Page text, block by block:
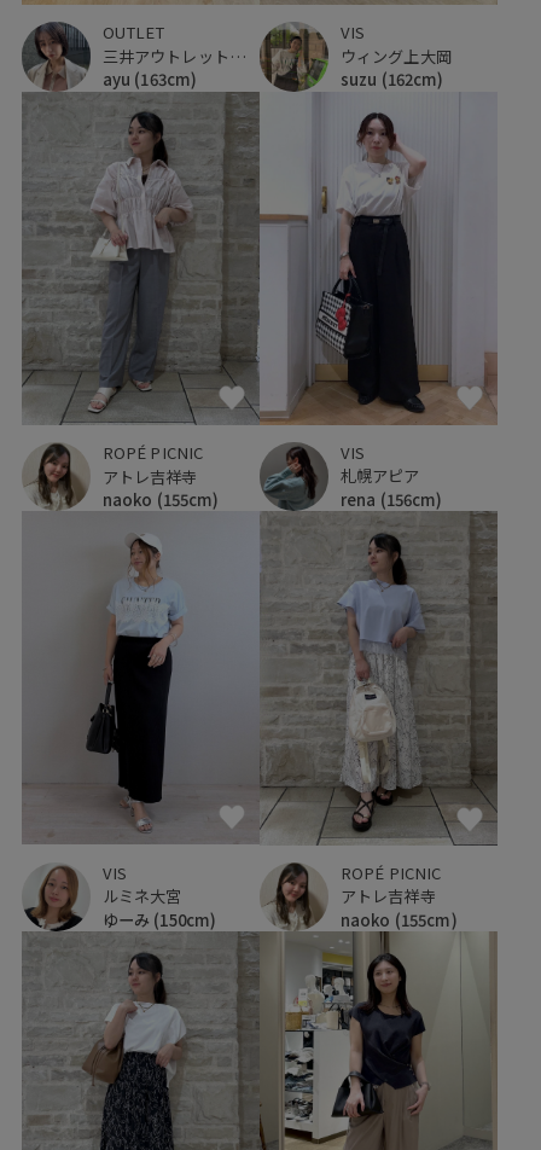
OUTLET
三井アウトレットパーク ジャズドリーム長島
ayu (163cm)
VIS
ウィング上大岡
suzu (162cm)
ROPÉ PICNIC
アトレ吉祥寺
naoko (155cm)
VIS
札幌アピア
rena (156cm)
VIS
ルミネ大宮
ゆーみ (150cm)
ROPÉ PICNIC
アトレ吉祥寺
naoko (155cm)